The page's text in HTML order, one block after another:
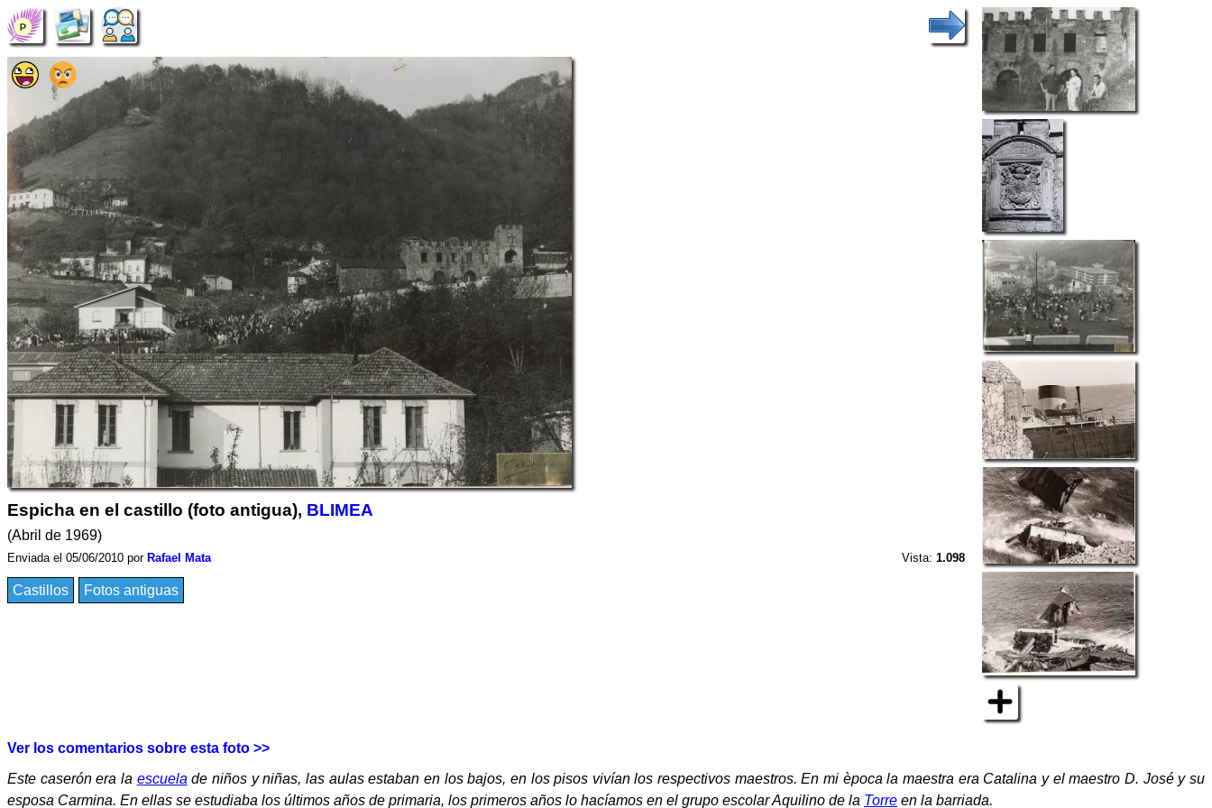
Espicha en el castillo (foto antigua), BLIMEA
(Abril de 1969)
Enviada el 05/06/2010 por Rafael Mata Vista:1.098
Castillos Fotos antiguas
Ver los comentarios sobre esta foto >>
Este caserón era la escuela de niños y niñas, las aulas estaban en los bajos, en los pisos vivían los respectivos maestros. En mi època la maestra era Catalina y el maestro D. José y su
esposa Carmina. En ellas se estudiaba los últimos años de primaria, los primeros años lo hacíamos en el grupo escolar Aquilino de la Torre en la barriada.